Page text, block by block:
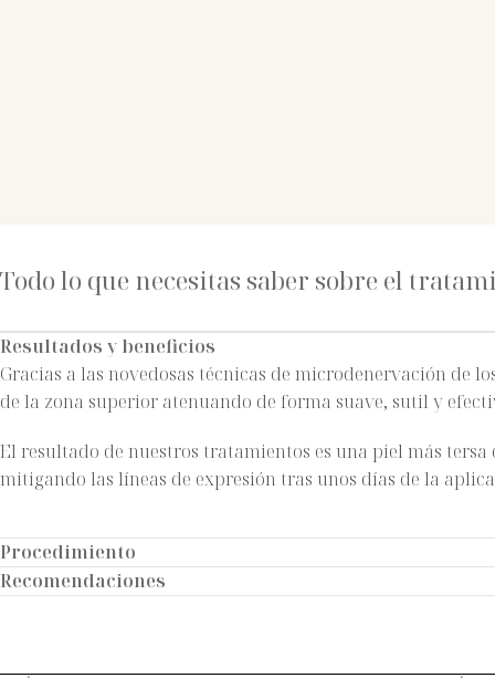
Todo lo que necesitas saber sobre el
Resultados y beneficios
Gracias a las novedosas técnicas de microdenervación de
de la zona superior atenuando de forma suave, sutil y
El resultado de nuestros tratamientos es una piel más
mitigando las líneas de expresión tras unos días de la
Procedimiento
Recomendaciones